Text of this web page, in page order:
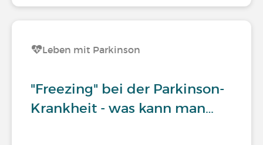
Leben mit Parkinson
"Freezing" bei der Parkinson-
Krankheit - was kann man…